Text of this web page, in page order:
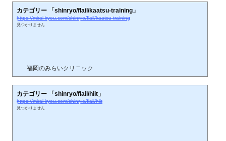
カテゴリー 「shinryo/flail/kaatsu-training」
https://mirai-iryou.com/shinryo/flail/kaatsu-training
見つかりません
福岡のみらいクリニック
カテゴリー 「shinryo/flail/hiit」
https://mirai-iryou.com/shinryo/flail/hiit
見つかりません